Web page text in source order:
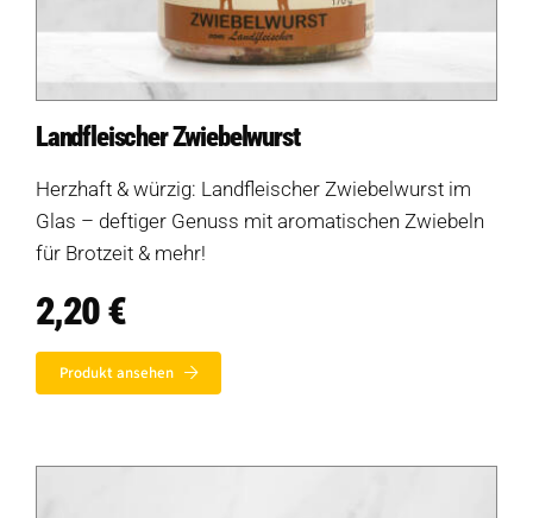
Landfleischer Zwiebelwurst
Herzhaft & würzig: Landfleischer Zwiebelwurst im
Glas – deftiger Genuss mit aromatischen Zwiebeln
für Brotzeit & mehr!
2,20€
Produkt ansehen